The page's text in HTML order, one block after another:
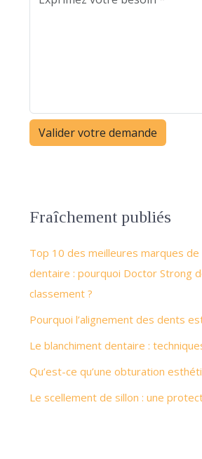
Fraîchement publiés
Top 10 des meilleures marques
dentaire : pourquoi Doctor Strong
classement ?
Pourquoi l’alignement des dents
Le blanchiment dentaire :
Qu’est-ce qu’une obturation
Le scellement de sillon : une